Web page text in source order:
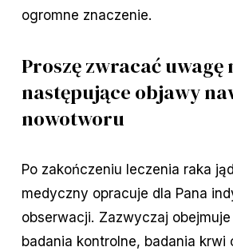
ogromne znaczenie.
Proszę zwracać uwagę
następujące objawy
nowotworu
Po zakończeniu leczenia raka
medyczny opracuje dla Pana
obserwacji. Zazwyczaj
badania kontrolne, badania krwi